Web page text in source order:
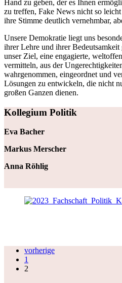
Hand zu geben, der es Ihnen
zu treffen, Fake News nicht so
ihre Stimme deutlich vernehmbar,
Unsere Demokratie liegt uns
ihrer Lehre und ihrer
unser Ziel, eine engagierte,
vermitteln, aus der
wahrgenommen, eingeordnet und
Lösungen zu entwickeln, die nicht
großen Ganzen dienen.
Kollegium Politik
Eva Bacher
Markus Merscher
Anna Röhlig
vorherige
1
2